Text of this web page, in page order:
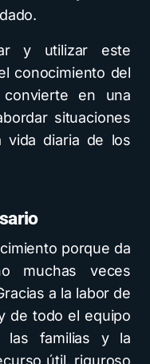
y utilizar este
conocimiento del
en una
situaciones
vida diaria de los
porque da
muchas veces
a la labor de
de todo el equipo
las familias y la
útil, riguroso